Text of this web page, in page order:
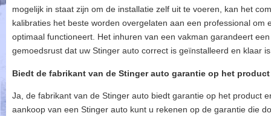
mogelijk in staat zijn om de installatie zelf uit te voeren, kan het
kalibraties het beste worden overgelaten aan een professional om
optimaal functioneert. Het inhuren van een vakman garandeert
gemoedsrust dat uw Stinger auto correct is geïnstalleerd en klaar
Biedt de fabrikant van de Stinger auto garantie op het
Ja, de fabrikant van de Stinger auto biedt garantie op het product
aankoop van een Stinger auto kunt u rekenen op de garantie die